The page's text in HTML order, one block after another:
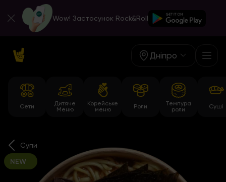
Wow! Застосунок Rock&Roll
Дніпро
Сети
Дитяче
Меню
Корейське
меню
Роли
Темпура
роли
Суші
Супи
NEW